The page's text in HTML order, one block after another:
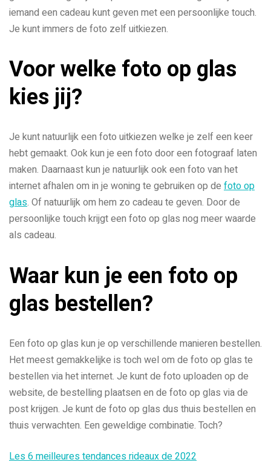
iemand een cadeau kunt geven met een persoonlijke touch.
Je kunt immers de foto zelf uitkiezen.
Voor welke foto op glas
kies jij?
Je kunt natuurlijk een foto uitkiezen welke je zelf een keer
hebt gemaakt. Ook kun je een foto door een fotograaf laten
maken. Daarnaast kun je natuurlijk ook een foto van het
internet afhalen om in je woning te gebruiken op de foto op
glas. Of natuurlijk om hem zo cadeau te geven. Door de
persoonlijke touch krijgt een foto op glas nog meer waarde
als cadeau.
Waar kun je een foto op
glas bestellen?
Een foto op glas kun je op verschillende manieren bestellen.
Het meest gemakkelijke is toch wel om de foto op glas te
bestellen via het internet. Je kunt de foto uploaden op de
website, de bestelling plaatsen en de foto op glas via de
post krijgen. Je kunt de foto op glas dus thuis bestellen en
thuis verwachten. Een geweldige combinatie. Toch?
Les 6 meilleures tendances rideaux de 2022